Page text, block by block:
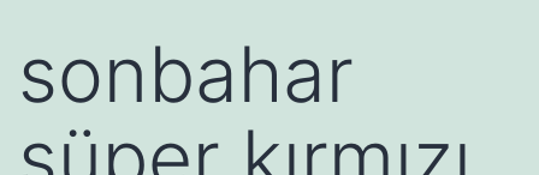
sonbahar